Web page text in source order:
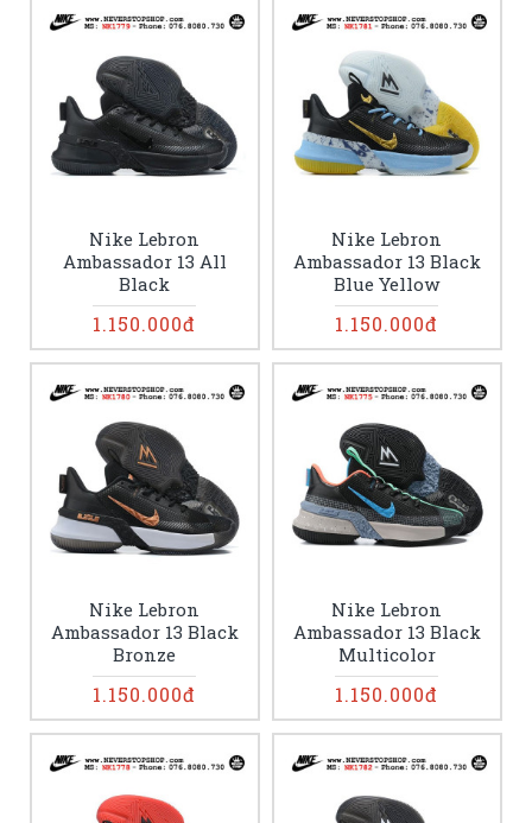
Nike Lebron
Ambassador 13 All
Black
1.150.000đ
Nike Lebron
Ambassador 13 Black
Blue Yellow
1.150.000đ
Nike Lebron
Ambassador 13 Black
Bronze
1.150.000đ
Nike Lebron
Ambassador 13 Black
Multicolor
1.150.000đ